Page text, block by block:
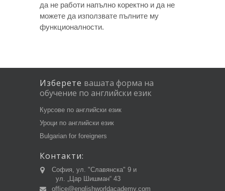
да не работи напълно коректно и да не
можете да използвате пълните му
функционалности.
Изберете вашата форма на
обучение по английски език
Курсове по английски език
Уроци по английски език
Bulgarian for foreigners
Контакти:
София, ул. "Славянска" 9 и
ул. „Цар Шишман“ 43
office@englishworldacademy.com